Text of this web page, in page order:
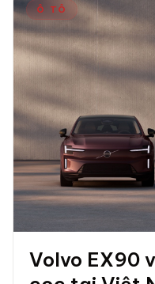
Ô TÔ
Volvo EX90